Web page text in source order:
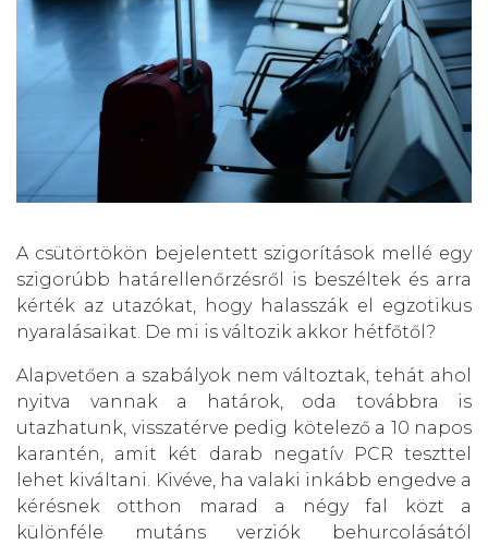
A csütörtökön bejelentett szigorítások mellé egy
szigorúbb határellenőrzésről is beszéltek és arra
kérték az utazókat, hogy halasszák el egzotikus
nyaralásaikat. De mi is változik akkor hétfőtől?
Alapvetően a szabályok nem változtak, tehát ahol
nyitva vannak a határok, oda továbbra is
utazhatunk, visszatérve pedig kötelező a 10 napos
karantén, amit két darab negatív PCR teszttel
lehet kiváltani. Kivéve, ha valaki inkább engedve a
kérésnek otthon marad a négy fal közt a
különféle mutáns verziók behurcolásától